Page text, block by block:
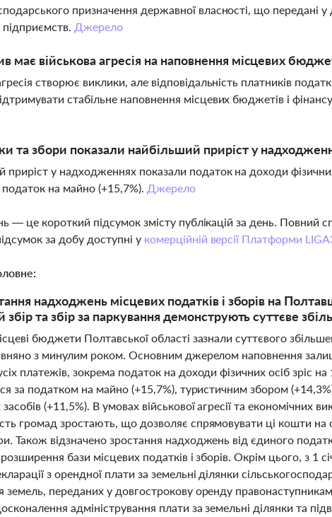
призначення державної власності, що передані
Джерело
має військова агресія на наповнення місцевих
створює виклики, але відповідальність платників
стабільне наповнення місцевих бюджетів і
та збори показали найбільший приріст у
приріст у надходженнях показали податок на доходи
податок на майно (+15,7%). Джерело
— це короткий підсумок змісту публікацій за день. Повний
за добу доступні у комерційній версії Платформи
надходжень місцевих податків і зборів на
збір та збір за паркування демонструють суттєве
бюджети Полтавської області зазнали суттєвого
з минулим роком. Основним джерелом наповнення
платежів, зокрема податок на доходи фізичних осіб зріс
за податком на майно (+15,7%), туристичним збором
(+11,5%). В умовах військової агресії та економічних
громад зростають, що дозволяє спрямовувати ці кошти на
Також відзначено зростання надходжень від єдиного
розширення бази місцевих податків і зборів. Окрім цього, з
з орендної плати за земельні ділянки
земель, переданих у довгострокову оренду
адміністрування плати за земельні ділянки та